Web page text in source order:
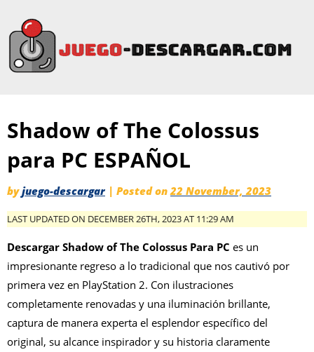
Shadow of The Colossus
para PC ESPAÑOL
byjuego-descargar | Posted on 22 November, 2023
LAST UPDATED ON DECEMBER 26TH, 2023 AT 11:29 AM
Descargar Shadow of The Colossus Para PC es un
impresionante regreso a lo tradicional que nos cautivó por
primera vez en PlayStation 2. Con ilustraciones
completamente renovadas y una iluminación brillante,
captura de manera experta el esplendor específico del
original, su alcance inspirador y su historia claramente